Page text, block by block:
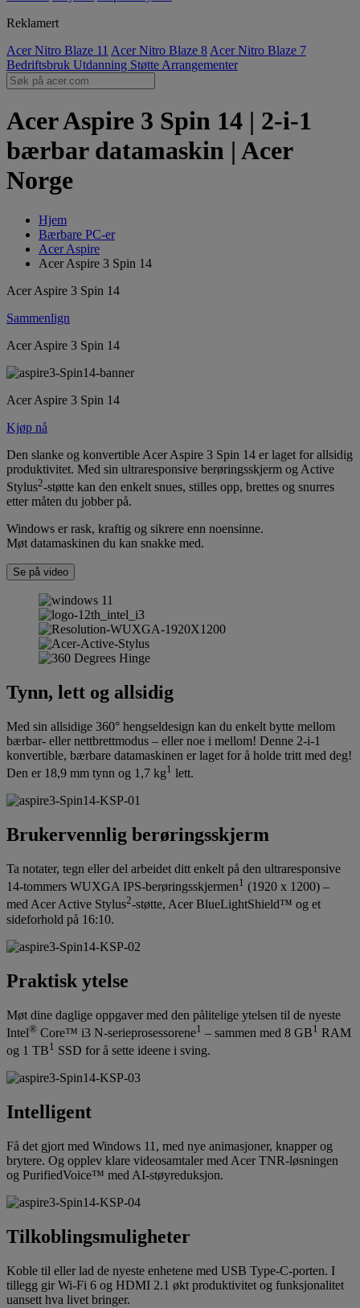
Reklamert
Acer Nitro Blaze 11 Acer Nitro Blaze 8 Acer Nitro Blaze 7
Bedriftsbruk Utdanning Støtte Arrangementer
Acer Aspire 3 Spin 14 | 2-i-1
bærbar datamaskin | Acer
Norge
Hjem
Bærbare PC-er
Acer Aspire
Acer Aspire 3 Spin 14
Acer Aspire 3 Spin 14
Sammenlign
Acer Aspire 3 Spin 14
Acer Aspire 3 Spin 14
Kjøp nå
Den slanke og konvertible Acer Aspire 3 Spin 14 er laget for allsidig
produktivitet. Med sin ultraresponsive berøringsskjerm og Active
Stylus2-støtte kan den enkelt snues, stilles opp, brettes og snurres
etter måten du jobber på.
Windows er rask, kraftig og sikrere enn noensinne.
Møt datamaskinen du kan snakke med.
Se på video
Tynn, lett og allsidig
Med sin allsidige 360° hengseldesign kan du enkelt bytte mellom
bærbar- eller nettbrettmodus – eller noe i mellom! Denne 2-i-1
konvertible, bærbare datamaskinen er laget for å holde tritt med deg!
Den er 18,9 mm tynn og 1,7 kg1 lett.
Brukervennlig berøringsskjerm
Ta notater, tegn eller del arbeidet ditt enkelt på den ultraresponsive
14-tommers WUXGA IPS-berøringsskjermen1 (1920 x 1200) –
med Acer Active Stylus2-støtte, Acer BlueLightShield™ og et
sideforhold på 16:10.
Praktisk ytelse
Møt dine daglige oppgaver med den pålitelige ytelsen til de nyeste
Intel® Core™ i3 N-serieprosessorene1 – sammen med 8 GB1 RAM
og 1 TB1 SSD for å sette ideene i sving.
Intelligent
Få det gjort med Windows 11, med nye animasjoner, knapper og
brytere. Og opplev klare videosamtaler med Acer TNR-løsningen
og PurifiedVoice™ med AI-støyreduksjon.
Tilkoblingsmuligheter
Koble til eller lad de nyeste enhetene med USB Type-C-porten. I
tillegg gir Wi-Fi 6 og HDMI 2.1 økt produktivitet og funksjonalitet
uansett hva livet bringer.